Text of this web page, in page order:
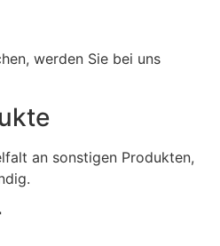
werden Sie bei uns
an sonstigen Produkten,